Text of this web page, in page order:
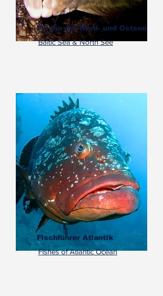
Fische der Nord- und Ostsee
Baltic Sea & North See
Fischführer Atlantik
Fishes of Atlantic Ocean